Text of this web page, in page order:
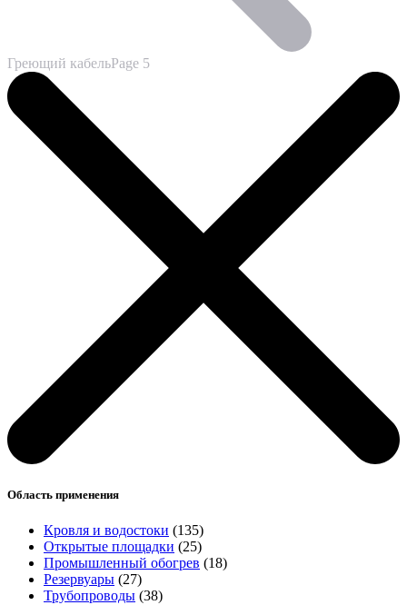
Греющий кабельPage 5
Область применения
Кровля и водостоки (135)
Открытые площадки (25)
Промышленный обогрев (18)
Резервуары (27)
Трубопроводы (38)